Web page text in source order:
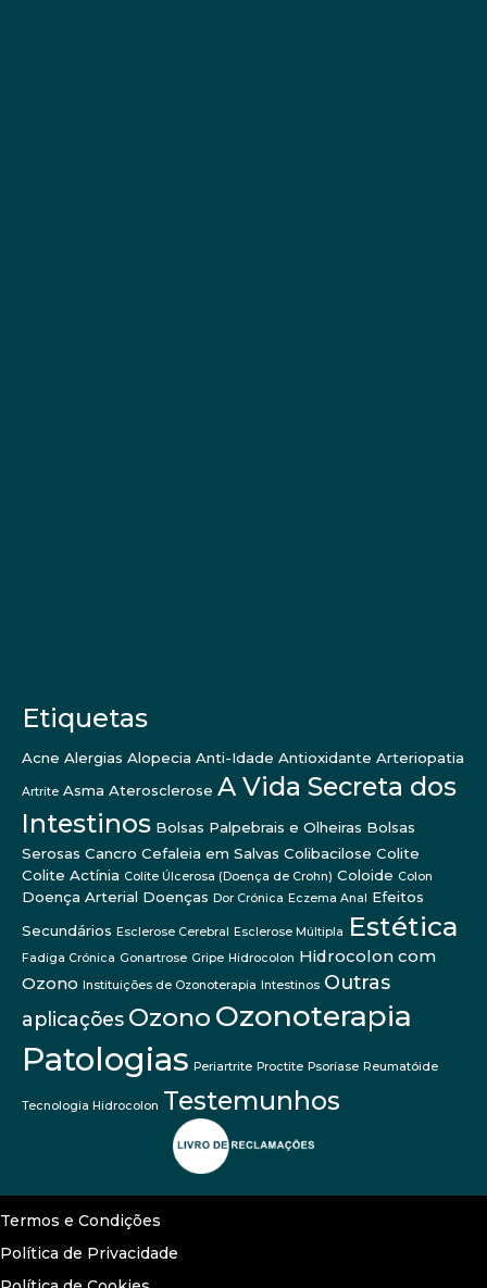
Etiquetas
Acne Alergias Alopecia Anti-Idade Antioxidante Arteriopatia
Artrite Asma Aterosclerose A Vida Secreta dos
Intestinos Bolsas Palpebrais e Olheiras Bolsas
Serosas Cancro Cefaleia em Salvas Colibacilose Colite
Colite Actínia Colite Úlcerosa (Doença de Crohn) Coloide Colon
Doença Arterial Doenças Dor Crónica Eczema Anal Efeitos
Secundários Esclerose Cerebral Esclerose Múltipla Estética
Fadiga Crónica Gonartrose Gripe Hidrocolon Hidrocolon com
Ozono Instituições de Ozonoterapia Intestinos Outras
aplicações Ozono Ozonoterapia
Patologias Periartrite Proctite Psoríase Reumatóide
Tecnologia Hidrocolon Testemunhos
Termos e Condições
Política de Privacidade